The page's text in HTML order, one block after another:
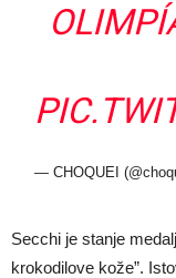
— CHOQUEI
Secchi je stanje
krokodilove kože”.